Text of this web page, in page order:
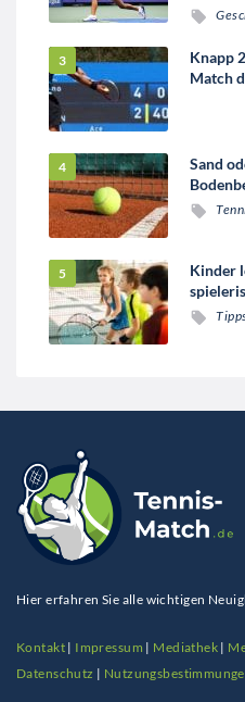
Knapp
Match
Sand
Kinder
Hier erfahren Sie alle wichtigen
Kontakt| Impressum | Mediathek |
Datenschutz |